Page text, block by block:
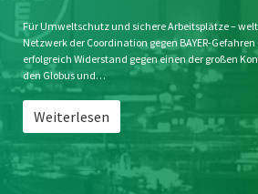
Störfälle
Jahrestagung
SPENDEN
Für Umweltschutz und sichere Arbeitsplätze –
Netzwerk der Coordination gegen BAYER-
erfolgreich Widerstand gegen einen der großen
den Globus und…
Weiterlesen